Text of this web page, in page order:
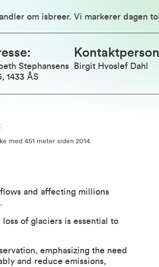
om isbreer. Vi markerer dagen
:
Stephansens
1433 ÅS
Kontaktperson
Birgit Hvoslef Dahl
med 451 meter siden 2014.
and affecting millions
of glaciers is essential to
emphasizing the need
and reduce emissions,